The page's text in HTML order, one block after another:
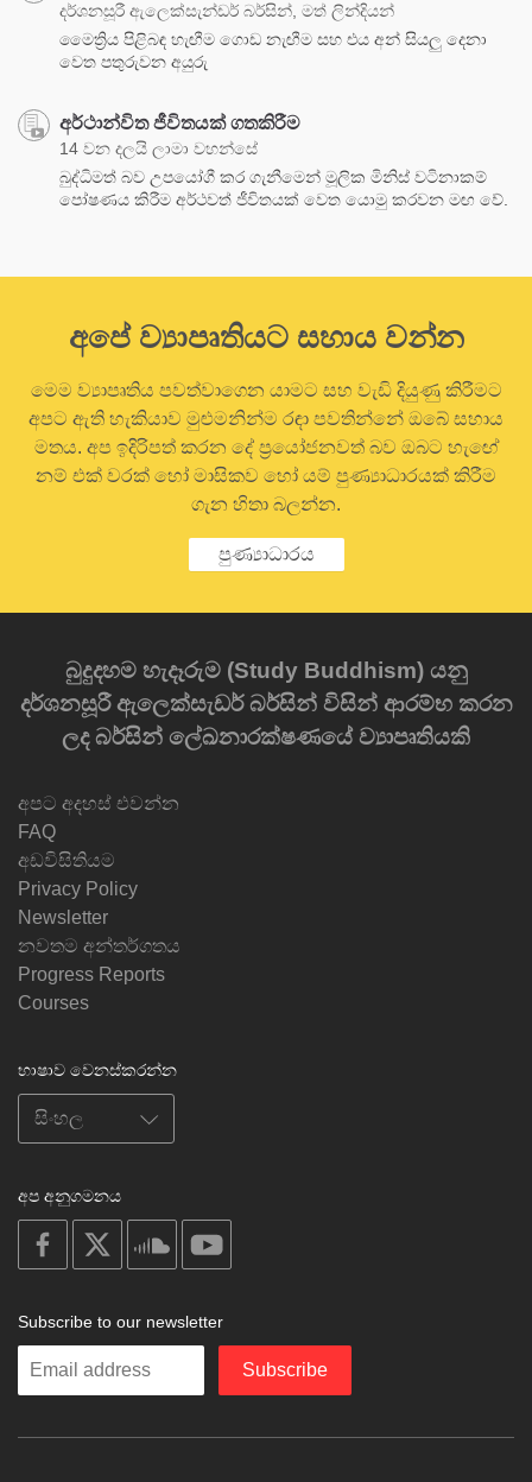
දර්ශනසූරී ඇලෙක්සැන්ඩර් බර්සින්, මත් ලින්දියන්
මෛත්‍රිය පිළිබඳ හැඟීම ගොඩ නැඟීම සහ එය අන් සියලු දෙනා
වෙත පතුරුවන අයුරු
අර්ථාන්විත ජීවිතයක් ගතකිරීම
14 වන දලයි ලාමා වහන්සේ
බුද්ධිමත් බව උපයෝගී කර ගැනීමෙන් මූලික මිනිස් වටිනාකම්
පෝෂණය කිරීම අර්ථවත් ජීවිතයක් වෙත යොමු කරවන මඟ වේ.
අපේ ව්‍යාපෘතියට සහාය වන්න
මෙම ව්‍යාපෘතිය පවත්වාගෙන යාමට සහ වැඩි දියුණු කිරීමට
අපට ඇති හැකියාව මුළුමනින්ම රඳා පවතින්නේ ඔබේ සහාය
මතය. අප ඉදිරිපත් කරන දේ ප්‍රයෝජනවත් බව ඔබට හැඟේ
නම් එක් වරක් හෝ මාසිකව හෝ යම් පුණ්‍යාධාරයක් කිරීම
ගැන හිතා බලන්න.
පුණ්‍යාධාරය
බුදුදහම හැදෑරුම (Study Buddhism) යනු
දර්ශනසූරී ඇලෙක්සැඩර් බර්සින් විසින් ආරම්භ කරන
ලද බර්සින් ලේඛනාරක්ෂණයේ ව්‍යාපෘතියකි
අපට අදහස් එවන්න
FAQ
අඩවිසිතියම
Privacy Policy
Newsletter
නවතම අන්තර්ගතය
Progress Reports
Courses
භාෂාව වෙනස්කරන්න
අප අනුගමනය
on
facebook
soundcloud
Subscribe to our newsletter
Enter
Subscribe